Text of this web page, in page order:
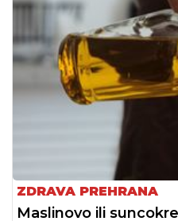
ZDRAVA PREHRANA
Maslinovo ili